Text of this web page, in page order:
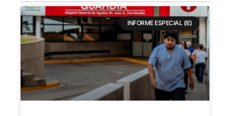
INFORME ESPECIAL (IE)